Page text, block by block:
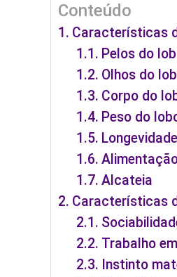
Conteúdo
Características
Pelos do
Olhos do
Corpo do
Peso do
Alcateia
Características
Trabalho
Instinto